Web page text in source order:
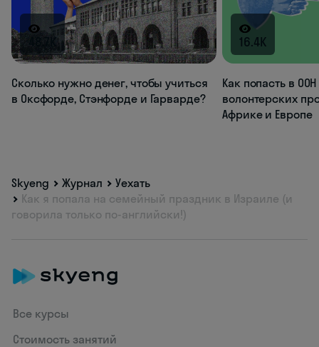
48.7K
Сколько нужно денег, чтобы учиться
в Оксфорде, Стэнфорде и Гарварде?
16.4K
Как попасть в
волонтерских
Африке и Европе
Skyeng Журнал
Уехать
Как я попала на семейный праздник в Израиле (и
говорила только по-английски!)
Все курсы
Стоимость занятий